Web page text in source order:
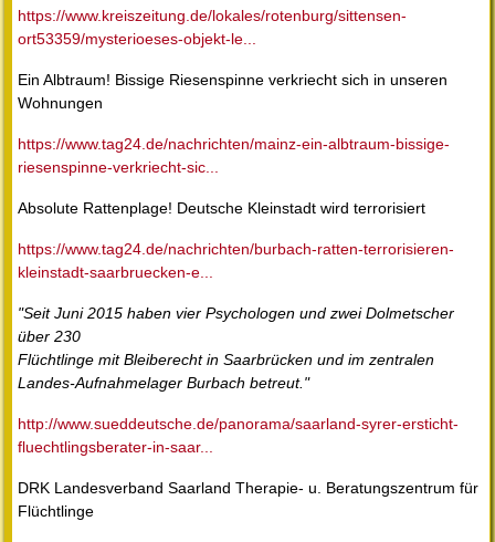
https://www.kreiszeitung.de/lokales/rotenburg/sittensen-
ort53359/mysterioeses-objekt-le...
Ein Albtraum! Bissige Riesenspinne verkriecht sich in unseren
Wohnungen
https://www.tag24.de/nachrichten/mainz-ein-albtraum-bissige-
riesenspinne-verkriecht-sic...
Absolute Rattenplage! Deutsche Kleinstadt wird terrorisiert
https://www.tag24.de/nachrichten/burbach-ratten-terrorisieren-
kleinstadt-saarbruecken-e...
"Seit Juni 2015 haben vier Psychologen und zwei Dolmetscher
über 230
Flüchtlinge mit Bleiberecht in Saarbrücken und im zentralen
Landes-Aufnahmelager Burbach betreut."
http://www.sueddeutsche.de/panorama/saarland-syrer-ersticht-
fluechtlingsberater-in-saar...
DRK Landesverband Saarland Therapie- u. Beratungszentrum für
Flüchtlinge